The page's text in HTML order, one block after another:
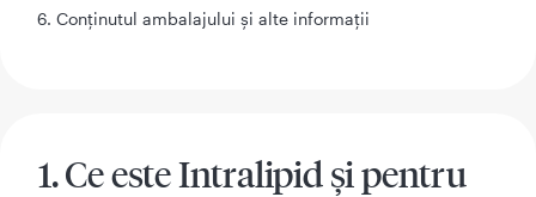
Conţinutul ambalajului şi alte informaţii
1. Ce este Intralipid şi pentru